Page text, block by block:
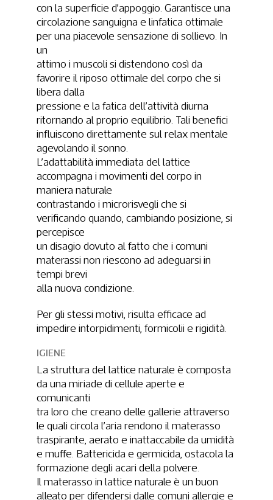
con la superficie d’appoggio. Garantisce una
circolazione sanguigna e linfatica ottimale
per una piacevole sensazione di sollievo. In
un
attimo i muscoli si distendono così da
favorire il riposo ottimale del corpo che si
libera dalla
pressione e la fatica dell’attività diurna
ritornando al proprio equilibrio. Tali benefici
influiscono direttamente sul relax mentale
agevolando il sonno.
L’adattabilità immediata del lattice
accompagna i movimenti del corpo in
maniera naturale
contrastando i microrisvegli che si
verificando quando, cambiando posizione, si
percepisce
un disagio dovuto al fatto che i comuni
materassi non riescono ad adeguarsi in
tempi brevi
alla nuova condizione.
Per gli stessi motivi, risulta efficace ad
impedire intorpidimenti, formicolii e rigidità.
IGIENE
La struttura del lattice naturale è composta
da una miriade di cellule aperte e
comunicanti
tra loro che creano delle gallerie attraverso
le quali circola l’aria rendono il materasso
traspirante, aerato e inattaccabile da umidità
e muffe. Battericida e germicida, ostacola la
formazione degli acari della polvere.
Il materasso in lattice naturale è un buon
alleato per difendersi dalle comuni allergie e